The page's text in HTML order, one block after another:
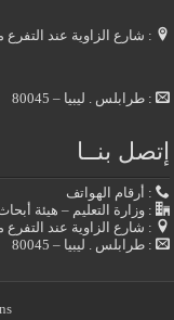
: شارع الزاوية عند
: طرابلس . ليبيا – 80045
إتصل بنــا
: أرقام الهواتف
: وزارة التعليم – هيئة
: شارع الزاوية عند
: طرابلس . ليبيا – 80045